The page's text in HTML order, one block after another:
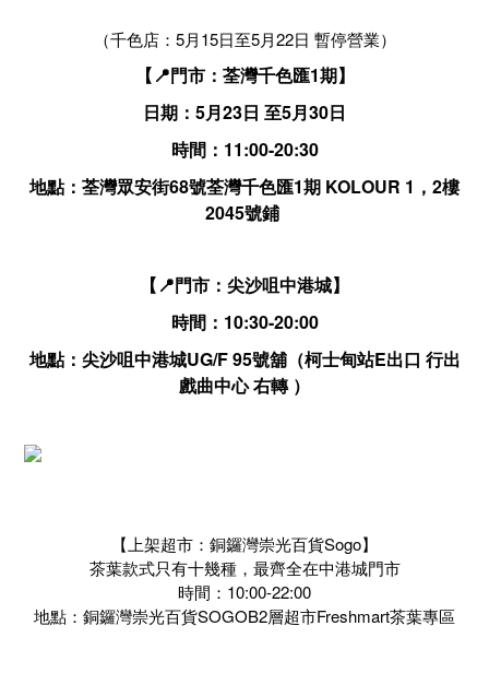
（千色店：5月15日至5月22日 暫停營業）
【📍門市：荃灣千色匯1期】
日期：5月23日 至5月30日
時間：11:00-20:30
地點：荃灣眾安街68號荃灣千色匯1期 KOLOUR 1，2樓
2045號鋪
【📍門市：尖沙咀中港城】
時間：10:30-20:00
地點：尖沙咀中港城UG/F 95號舖（柯士甸站E出口 行出
戲曲中心 右轉 ）
【上架超市：銅鑼灣崇光百貨Sogo】
茶葉款式只有十幾種，最齊全在中港城門市
時間：10:00-22:00
地點：銅鑼灣崇光百貨SOGOB2層超市Freshmart茶葉專區